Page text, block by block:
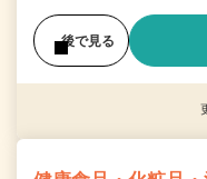
後で見る